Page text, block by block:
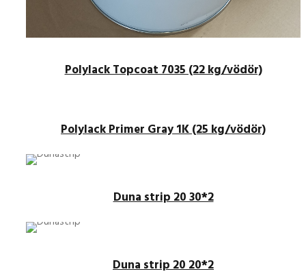
Polylack Topcoat 7035 (22 kg/vödör)
Polylack Primer Gray 1K (25 kg/vödör)
Duna strip 20 30*2
Duna strip 20 20*2